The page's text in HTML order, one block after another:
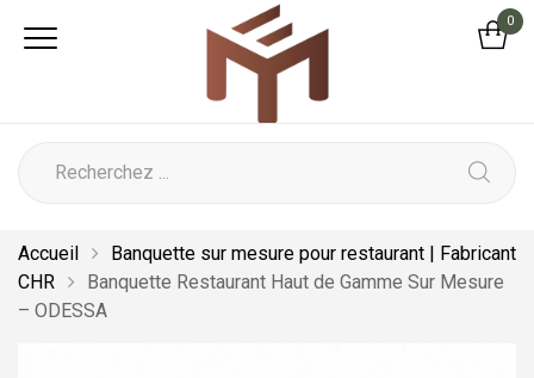
0
Accueil
Banquette sur mesure pour restaurant | Fabricant
CHR
Banquette Restaurant Haut de Gamme Sur Mesure
– ODESSA